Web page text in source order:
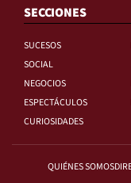
SECCIONES
SUCESOS
SOCIAL
NEGOCIOS
ESPECTÁCULOS
CURIOSIDADES
QUIÉNES SOMOS